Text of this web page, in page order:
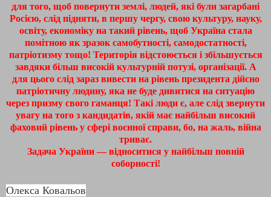
для того, щоб повернути землі, людей, які були загарбані
Росією, слід підняти, в першу чергу, свою культуру, науку,
освіту, економіку на такий рівень, щоб Україна стала
помітною як зразок самобутності, самодостатності,
патріотизму тощо! Територія відстоюється і збільшується
завдяки більш високій культурній потузі, організації. А
для цього слід зараз вивести на рівень президента дійсно
патріотичну людину, яка не буде дивитися на ситуацію
через призму свого гаманця! Такі люди є, але слід звернути
увагу на того з кандидатів, якій має найбільш високий
фаховий рівень у сфері воєнної справи, бо, на жаль, війна
триває.
Задача України — відноситися у найбільш повній
соборності!
Олекса Ковальов